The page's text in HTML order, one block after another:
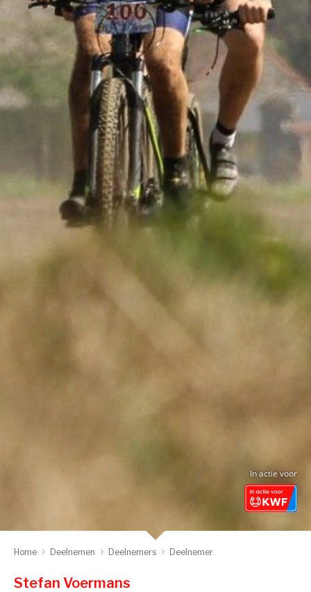
In actie voor
Home Deelnemen Deelnemers Deelnemer
Stefan Voermans